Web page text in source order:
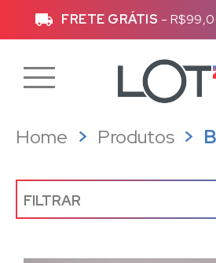
FRETE GRÁTIS -
Home Produtos
FILTRAR